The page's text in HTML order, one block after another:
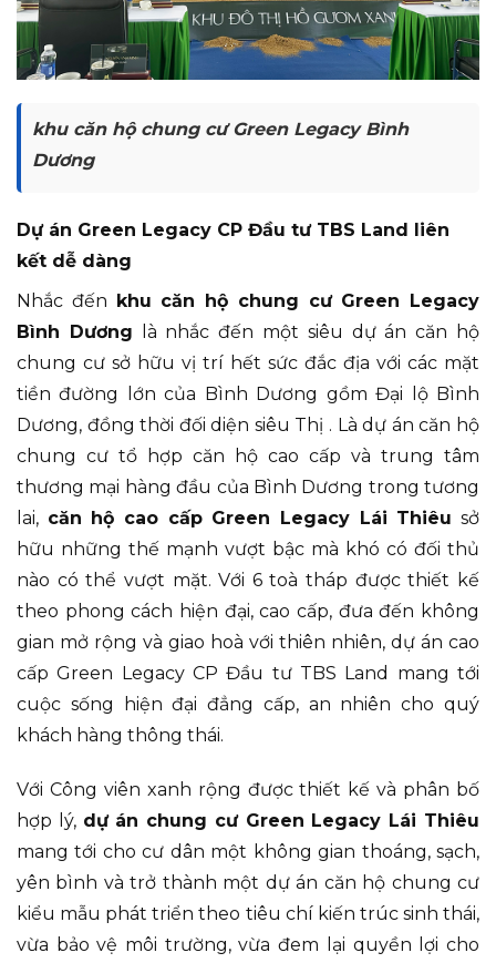
khu căn hộ chung cư Green Legacy Bình
Dương
Dự án Green Legacy CP Đầu tư TBS Land liên
kết dễ dàng
Nhắc đến khu căn hộ chung cư Green Legacy
Bình Dương là nhắc đến một siêu dự án căn hộ
chung cư sở hữu vị trí hết sức đắc địa với các mặt
tiền đường lớn của Bình Dương gồm Đại lộ Bình
Dương, đồng thời đối diện siêu Thị . Là dự án căn hộ
chung cư tổ hợp căn hộ cao cấp và trung tâm
thương mại hàng đầu của Bình Dương trong tương
lai, căn hộ cao cấp Green Legacy Lái Thiêu sở
hữu những thế mạnh vượt bậc mà khó có đối thủ
nào có thể vượt mặt. Với 6 toà tháp được thiết kế
theo phong cách hiện đại, cao cấp, đưa đến không
gian mở rộng và giao hoà với thiên nhiên, dự án cao
cấp Green Legacy CP Đầu tư TBS Land mang tới
cuộc sống hiện đại đẳng cấp, an nhiên cho quý
khách hàng thông thái.
Với Công viên xanh rộng được thiết kế và phân bố
hợp lý, dự án chung cư Green Legacy Lái Thiêu
mang tới cho cư dân một không gian thoáng, sạch,
yên bình và trở thành một dự án căn hộ chung cư
kiểu mẫu phát triển theo tiêu chí kiến trúc sinh thái,
vừa bảo vệ môi trường, vừa đem lại quyền lợi cho